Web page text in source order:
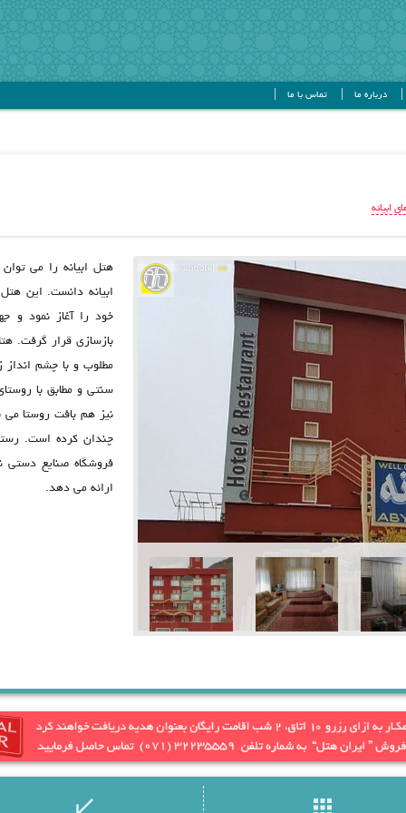
تماس با ما درباره ما
ابیانه
هتل ابیانه را می
مطلوب و با چشم
سنتی و مطابق با
نیز هم بافت روستا می
چندان کرده است.
فروشگاه صنایع دستی
ارائه می دهد.
apps
call_received